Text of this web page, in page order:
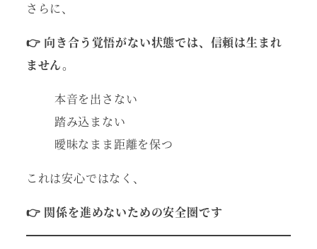
さらに、
👉 向き合う覚悟がない状態では、信頼は生まれ
ません。
本音を出さない
踏み込まない
曖昧なまま距離を保つ
これは安心ではなく、
👉 関係を進めないための安全圏です